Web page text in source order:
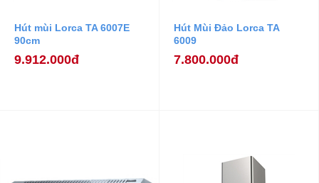
Hút mùi Lorca TA 6007E
90cm
9.912.000đ
Hút Mùi Đảo Lorca TA
6009
7.800.000đ